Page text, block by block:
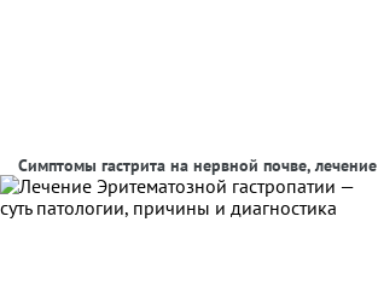
Симптомы гастрита на нервной почве, лечение